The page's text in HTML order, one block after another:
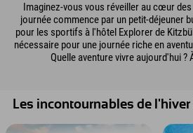
Imaginez-vous vous réveiller au cœur
journée commence par un petit-déjeuner
pour les sportifs à l'hôtel Explorer de
nécessaire pour une journée riche en
Quelle aventure vivre aujourd'hui ?
Les incontournables de l'hiver